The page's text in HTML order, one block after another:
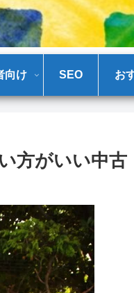
向け SEO お
方がいい中古